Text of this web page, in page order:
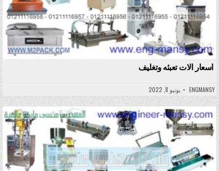
اسعار الات تعبئه وتغليف
ENGMANSY يونيو 8, 2022
Posted in